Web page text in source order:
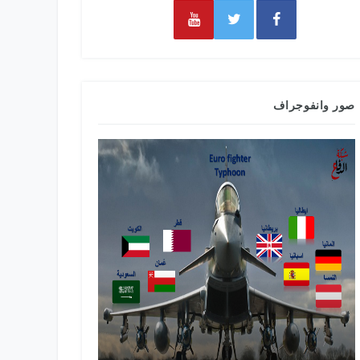
صور وانفوجراف